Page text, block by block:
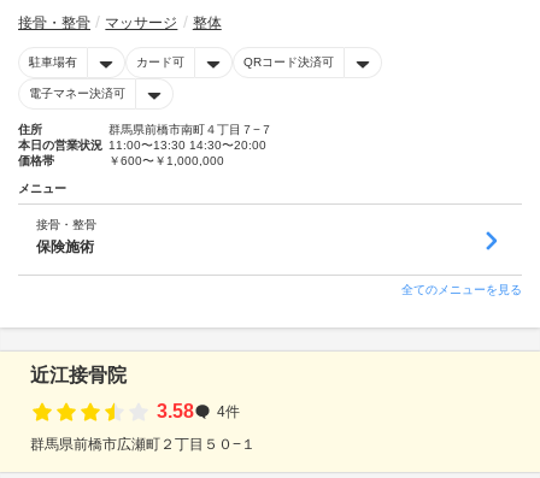
接骨・整骨 マッサージ 整体
駐車場有 カード可 QRコード決済可
電子マネー決済可
住所
群馬県前橋市南町４丁目７−７
本日の営業状況 11:00〜13:30 14:30〜20:00
価格帯
￥600〜￥1,000,000
メニュー
接骨・整骨
保険施術
全てのメニューを見る
近江接骨院
3.58
4件
群馬県前橋市広瀬町２丁目５０−１